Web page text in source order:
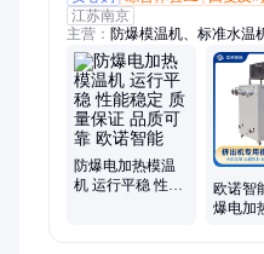
江苏南京
主营： 防爆模温机、标准水温
防爆电加热模温
机 运行平稳 性能
欧诺智
爆电加